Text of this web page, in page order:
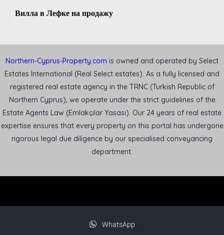
Вилла в Лефке на продажу
Northern-Cyprus-Property.com is owned and operated by Select
Estates International (Real Select estates). As a fully licensed and
registered real estate agency in the TRNC (Turkish Republic of
Northern Cyprus), we operate under the strict guidelines of the
Estate Agents Law (Emlakçılar Yasası). Our 24 years of real estate
expertise ensures that every property on this portal has undergone
rigorous legal due diligence by our specialised conveyancing
department.
WhatsApp